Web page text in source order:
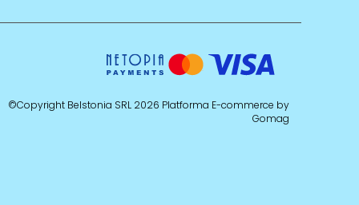
©Copyright Belstonia SRL 2026 Platforma E-commerce by
Gomag